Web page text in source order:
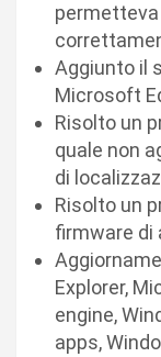
permetteva
Aggiunto il
Microsoft
Risolto un
quale non
di
Risolto un
firmware di
Explorer,
engine,
apps,